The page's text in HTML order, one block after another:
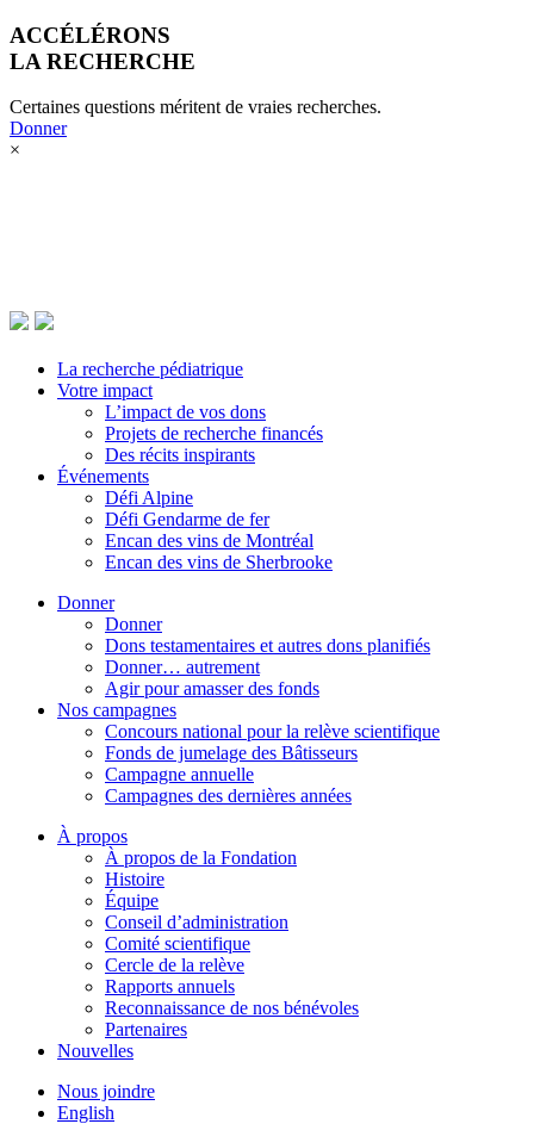
ACCÉLÉRONS
LA RECHERCHE
Certaines questions méritent de vraies recherches.
Donner
×
Votre impact
Donner
La recherche pédiatrique
Votre impact
L’impact de vos dons
Projets de recherche financés
Des récits inspirants
Événements
Défi Alpine
Défi Gendarme de fer
Encan des vins de Montréal
Encan des vins de Sherbrooke
Donner
Donner
Dons testamentaires et autres dons planifiés
Donner… autrement
Agir pour amasser des fonds
Nos campagnes
Concours national pour la relève scientifique
Fonds de jumelage des Bâtisseurs
Campagne annuelle
Campagnes des dernières années
À propos
À propos de la Fondation
Histoire
Équipe
Conseil d’administration
Comité scientifique
Cercle de la relève
Rapports annuels
Reconnaissance de nos bénévoles
Partenaires
Nouvelles
Nous joindre
English